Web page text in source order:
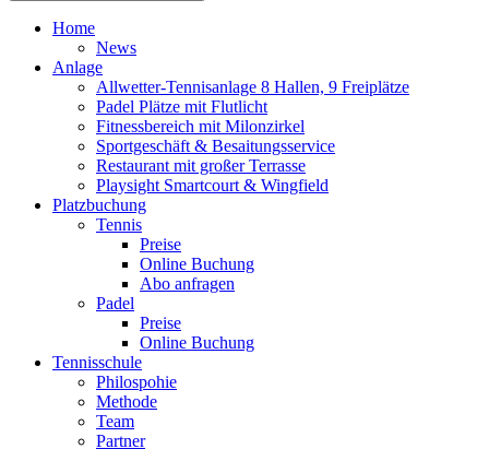
Home
News
Anlage
Allwetter-Tennisanlage 8 Hallen, 9 Freiplätze
Padel Plätze mit Flutlicht
Fitnessbereich mit Milonzirkel
Sportgeschäft & Besaitungsservice
Restaurant mit großer Terrasse
Playsight Smartcourt & Wingfield
Platzbuchung
Tennis
Preise
Online Buchung
Abo anfragen
Padel
Preise
Online Buchung
Tennisschule
Philospohie
Methode
Team
Partner